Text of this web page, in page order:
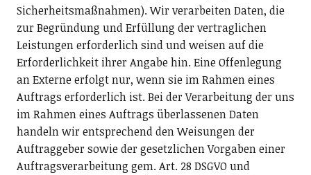
Sicherheitsmaßnahmen). Wir verarbeiten Daten, die
zur Begründung und Erfüllung der vertraglichen
Leistungen erforderlich sind und weisen auf die
Erforderlichkeit ihrer Angabe hin. Eine Offenlegung
an Externe erfolgt nur, wenn sie im Rahmen eines
Auftrags erforderlich ist. Bei der Verarbeitung der uns
im Rahmen eines Auftrags überlassenen Daten
handeln wir entsprechend den Weisungen der
Auftraggeber sowie der gesetzlichen Vorgaben einer
Auftragsverarbeitung gem. Art. 28 DSGVO und